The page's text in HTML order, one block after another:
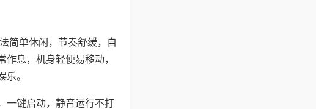
简单休闲，节奏舒缓，自
息，机身轻便易移动，
。
一键启动，静音运行不打